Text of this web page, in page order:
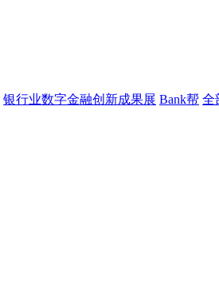
银行业数字金融创新成果展 Bank帮 全